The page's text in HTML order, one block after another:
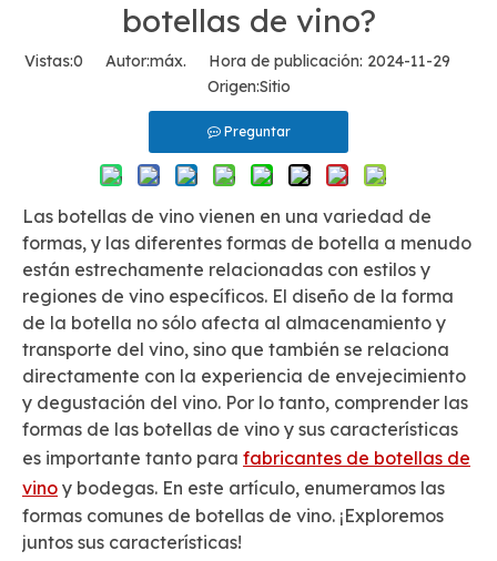
botellas de vino?
Vistas:0 Autor:máx. Hora de publicación: 2024-11-29
Origen:Sitio
Preguntar
Las botellas de vino vienen en una variedad de
formas, y las diferentes formas de botella a menudo
están estrechamente relacionadas con estilos y
regiones de vino específicos. El diseño de la forma
de la botella no sólo afecta al almacenamiento y
transporte del vino, sino que también se relaciona
directamente con la experiencia de envejecimiento
y degustación del vino. Por lo tanto, comprender las
formas de las botellas de vino y sus características
es importante tanto para fabricantes de botellas de
vino y bodegas. En este artículo, enumeramos las
formas comunes de botellas de vino. ¡Exploremos
juntos sus características!